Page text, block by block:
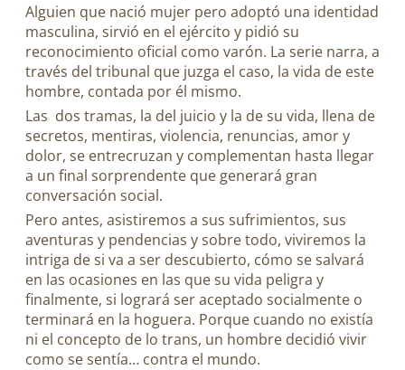
Alguien que nació mujer pero adoptó una identidad
masculina, sirvió en el ejército y pidió su
reconocimiento oficial como varón. La serie narra, a
través del tribunal que juzga el caso, la vida de este
hombre, contada por él mismo.
Las dos tramas, la del juicio y la de su vida, llena de
secretos, mentiras, violencia, renuncias, amor y
dolor, se entrecruzan y complementan hasta llegar
a un final sorprendente que generará gran
conversación social.
Pero antes, asistiremos a sus sufrimientos, sus
aventuras y pendencias y sobre todo, viviremos la
intriga de si va a ser descubierto, cómo se salvará
en las ocasiones en las que su vida peligra y
finalmente, si logrará ser aceptado socialmente o
terminará en la hoguera. Porque cuando no existía
ni el concepto de lo trans, un hombre decidió vivir
como se sentía… contra el mundo.